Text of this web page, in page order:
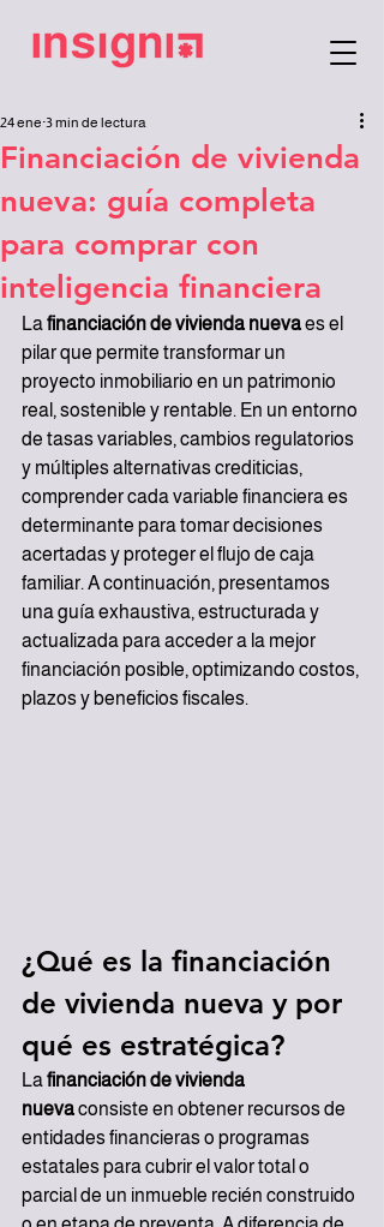
Financiación de vivienda
nueva: guía completa
para comprar con
inteligencia financiera
24 ene 3 min de lectura
La financiación de vivienda nueva es el
pilar que permite transformar un
proyecto inmobiliario en un patrimonio
real, sostenible y rentable. En un entorno
de tasas variables, cambios regulatorios
y múltiples alternativas crediticias,
comprender cada variable financiera es
determinante para tomar decisiones
acertadas y proteger el flujo de caja
familiar. A continuación, presentamos
una guía exhaustiva, estructurada y
actualizada para acceder a la mejor
financiación posible, optimizando costos,
plazos y beneficios fiscales.
¿Qué es la financiación
de vivienda nueva y por
qué es estratégica?
La financiación de vivienda
nueva consiste en obtener recursos de
entidades financieras o programas
estatales para cubrir el valor total o
parcial de un inmueble recién construido